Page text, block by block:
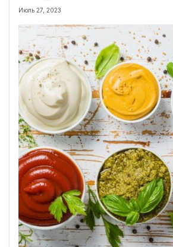
Июль 27, 2023